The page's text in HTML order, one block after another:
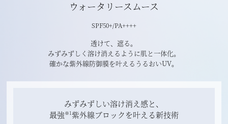
ウォータリースムース
SPF50+/PA++++
透けて、遮る。
みずみずしく溶け消えるように肌と一体化。
確かな紫外線防御膜を叶えるうるおいUV。
みずみずしい溶け消え感と、
最強※1紫外線ブロックを叶える新技術